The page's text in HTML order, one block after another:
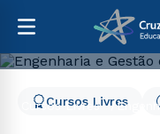
Cursos Livres
Cursos Livres